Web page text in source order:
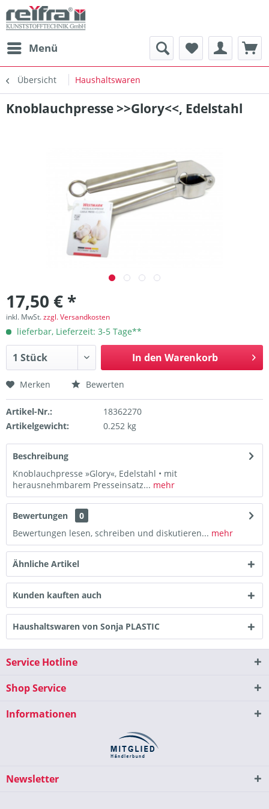
Menü
Übersicht Haushaltswaren
Knoblauchpresse >>Glory<<, Edelstahl
17,50 € *
inkl. MwSt.zzgl. Versandkosten
lieferbar, Lieferzeit: 3-5 Tage**
In den Warenkorb
Merken Bewerten
Artikel-Nr.:
18362270
Artikelgewicht:
0.252 kg
Beschreibung
Knoblauchpresse »Glory«, Edelstahl • mit
herausnehmbarem Presseinsatz... mehr
Bewertungen
0
Bewertungen lesen, schreiben und diskutieren... mehr
Ähnliche Artikel
Kunden kauften auch
Haushaltswaren von Sonja PLASTIC
Service Hotline
Shop Service
Informationen
Newsletter